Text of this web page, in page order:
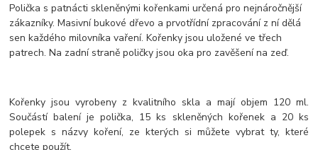
Polička s patnácti skleněnými kořenkami určená pro nejnáročnější
zákazníky. Masivní bukové dřevo a prvotřídní zpracování z ní dělá
sen každého milovníka vaření. Kořenky jsou uložené ve třech
patrech. Na zadní straně poličky jsou oka pro zavěšení na zeď.
Kořenky jsou vyrobeny z kvalitního skla a mají objem 120 ml.
Součástí balení je polička, 15 ks skleněných kořenek a 20 ks
polepek s názvy koření, ze kterých si můžete vybrat ty, které
chcete použít.